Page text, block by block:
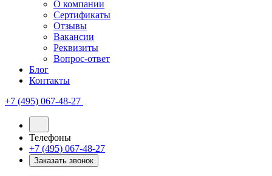
О компании
Сертификаты
Отзывы
Вакансии
Реквизиты
Вопрос-ответ
Блог
Контакты
+7 (495) 067-48-27
Телефоны
+7 (495) 067-48-27
Заказать звонок